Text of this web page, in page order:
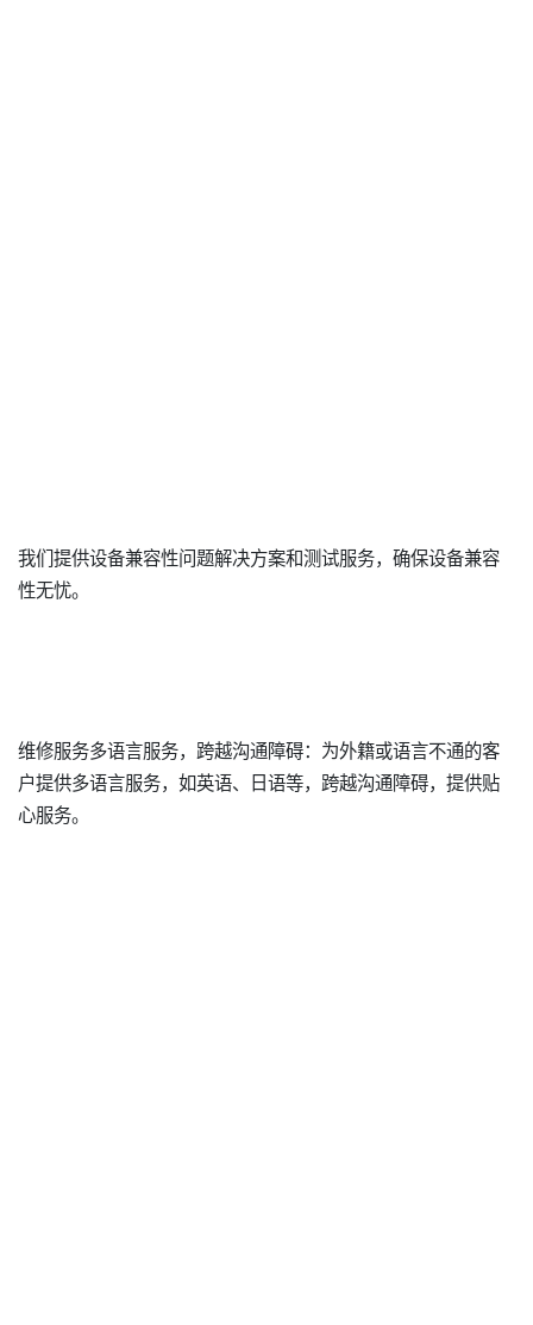
我们提供设备兼容性问题解决方案和测试服务，确保设备兼容
性无忧。
维修服务多语言服务，跨越沟通障碍：为外籍或语言不通的客
户提供多语言服务，如英语、日语等，跨越沟通障碍，提供贴
心服务。